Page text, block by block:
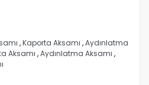
,Kaporta Aksamı ,Aydınlatma
Aksamı ,Aydınlatma Aksamı ,